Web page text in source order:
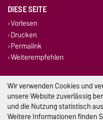
DIESE SEITE
Vorlesen
Drucken
Permalink
Weiterempfehlen
Wir verwenden Cookies und
unsere Website zuverlässig
und die Nutzung statistisch
Weitere Informationen finden